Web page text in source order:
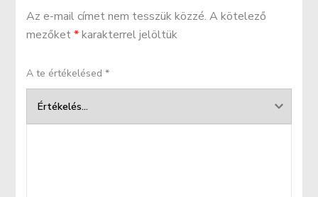
Az e-mail címet nem tesszük közzé. A kötelező
mezőket*karakterrel jelöltük
A te értékelésed*